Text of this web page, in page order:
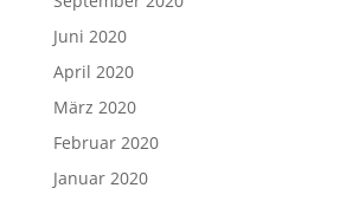
Juni 2020
April 2020
März 2020
Februar 2020
Januar 2020